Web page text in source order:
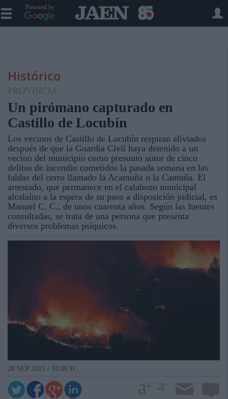
Powered by
Histórico
PROVINCIA
Un pirómano capturado en
Castillo de Locubín
Los vecinos de Castillo de Locubín respiran aliviados
después de que la Guardia Civil haya detenido a un
vecino del municipio como presunto autor de cinco
delitos de incendio cometidos la pasada semana en las
faldas del cerro llamado la Acamuña o la Camuña. El
arrestado, que permanece en el calabozo municipal
alcalaíno a la espera de su paso a disposición judicial, es
Manuel C. C., de unos cuarenta años. Según las fuentes
consultadas, se trata de una persona que presenta
diversos problemas psíquicos.
28 SEP 2015 / 10:06 H.